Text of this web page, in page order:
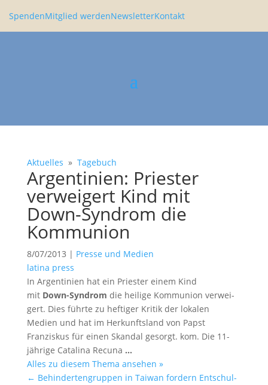
SpendenMitglied werdenNewsletterKontakt
Aktuelles » Tagebuch
Argen­ti­nien: Priester
verwei­gert Kind mit
Down-Syndrom die
Kommu­nion
8/07/2013 | Presse und Medien
latina press
In Argen­ti­nien hat ein Priester einem Kind
mit Down-Syndrom die heilige Kommu­nion verwei­
gert. Dies führte zu heftiger Kritik der lokalen
Medien und hat im Herkunfts­land von Papst
Franziskus für einen Skandal gesorgt. kom. Die 11-
jährige Catalina Recuna …
Alles zu diesem Thema ansehen »
← Behin­der­ten­gruppen in Taiwan fordern Entschul­